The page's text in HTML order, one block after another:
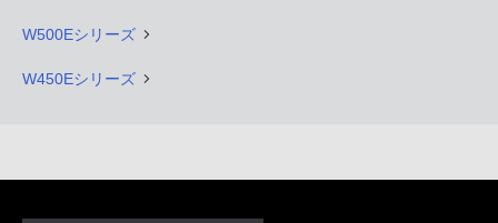
W500Eシリーズ
W450Eシリーズ